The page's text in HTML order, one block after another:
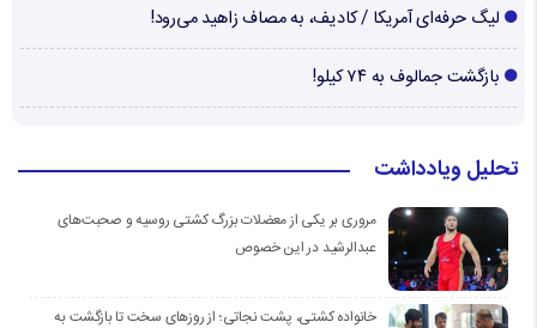
لیگ حرفه‌ای آمریکا / کادیف، به مصاف زاهید می‌رود!
بازگشت جمالوف به ۷۴ کیلو!
تحلیل ویادداشت
مروری بر یکی از معضلات بزرگ کشتی روسیه و صحبت‌های
عبدالرشید در این خصوص
خانواده کشتی، پشت نجاتی؛ از روزهای سخت تا بازگشت به